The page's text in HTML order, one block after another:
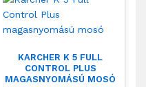
KARCHER K 5 FULL
CONTROL PLUS
MAGASNYOMÁSÚ MOSÓ